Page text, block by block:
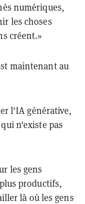
numériques,
les choses
créent.»
maintenant au
l'IA générative,
n'existe pas
les gens
productifs,
là où les gens